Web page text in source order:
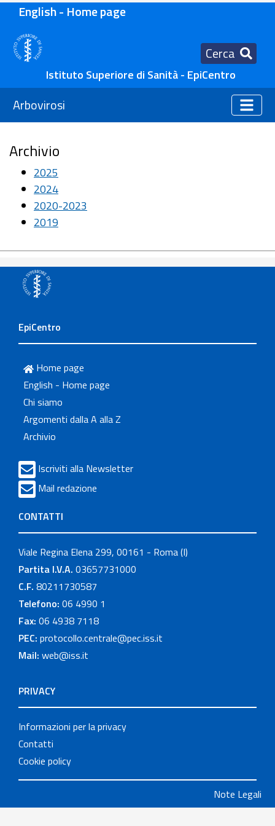
English - Home page
Cerca
Istituto Superiore di Sanità - EpiCentro
Arbovirosi
Archivio
2025
2024
2020-2023
2019
EpiCentro
Home page
English - Home page
Chi siamo
Argomenti dalla A alla Z
Archivio
Iscriviti alla Newsletter
Mail redazione
CONTATTI
Viale Regina Elena 299, 00161 - Roma (I)
Partita I.V.A. 03657731000
C.F. 80211730587
Telefono: 06 4990 1
Fax: 06 4938 7118
PEC: protocollo.centrale@pec.iss.it
Mail: web@iss.it
PRIVACY
Informazioni per la privacy
Contatti
Cookie policy
Note Legali